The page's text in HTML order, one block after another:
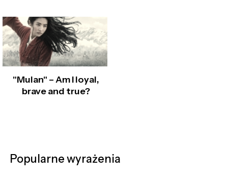
"Mulan" – Am I loyal,
brave and true?
Popularne wyrażenia